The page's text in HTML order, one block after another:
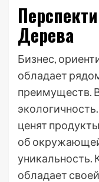
Дерева
Бизнес,
обладает
преимуществ.
ценят
об
уникальность.
обладает